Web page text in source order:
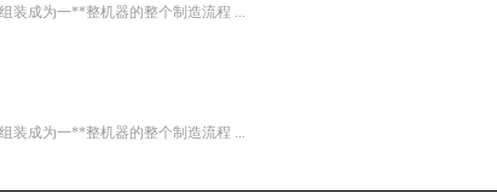
装成为一**整机器的整个制造流程 ...
装成为一**整机器的整个制造流程 ...